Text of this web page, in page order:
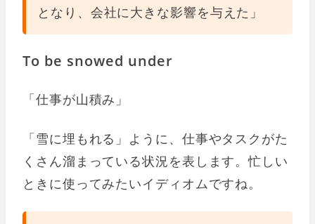
となり、会社に大きな影響を与えた」
To be snowed under
「仕事が山積み」
「雪に埋もれる」ように、仕事やタスクがた
くさん溜まっている状況を表します。忙しい
ときに使ってみたいイディオムですね。